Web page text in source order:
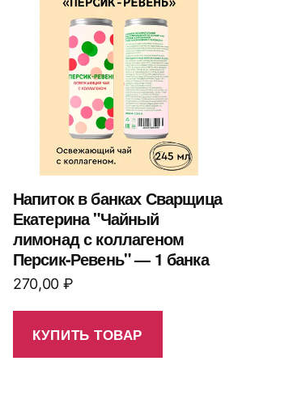
Напиток в банках Сварщица
Екатерина "Чайный
лимонад с коллагеном
Персик-Ревень" — 1 банка
270,00 ₽
КУПИТЬ ТОВАР